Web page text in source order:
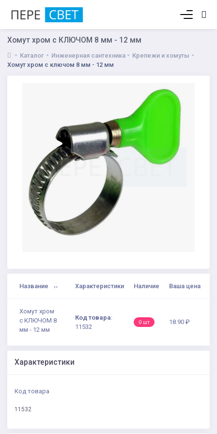
Хомут хром с КЛЮЧОМ 8 мм - 12 мм
Каталог Инженерная сантехника
Крепежи и хомуты
Хомут хром с ключом 8 мм - 12 мм
Название Характеристики Наличие Ваша цена
Хомут хром
с КЛЮЧОМ 8
мм - 12 мм
Код товара:
11532
0 шт 18.90 ₽
Характеристики
Код товара
11532